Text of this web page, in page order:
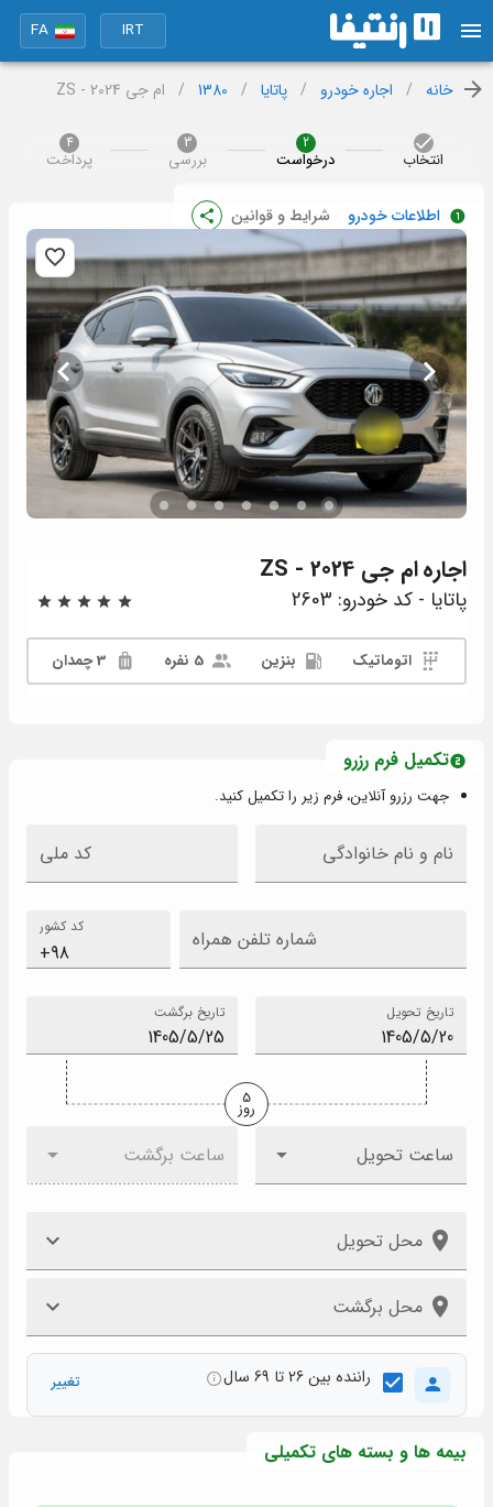
IRT
FA
خانه / اجاره خودرو / پاتایا /
1380
/ ام جی ZS - 2024
انتخاب
2
درخواست
3
بررسی
4
پرداخت
اطلاعات خودرو شرایط و قوانین
اجارهام جی ZS - 2024
پاتایا - کد خودرو: 2603
اتوماتیک بنزین 5 نفره
تکمیل فرم رزرو
جهت رزرو آنلاین، فرم زیر را تکمیل کنید.
نام و نام خانوادگی کد ملی
کد کشور شماره تلفن همراه
تاریخ تحویل تاریخ برگشت
5
روز
ساعت تحویل ساعت برگشت
محل تحویل
محل برگشت
راننده بین 26 تا 69 سال تغییر
بیمه ها و بسته های تکمیلی